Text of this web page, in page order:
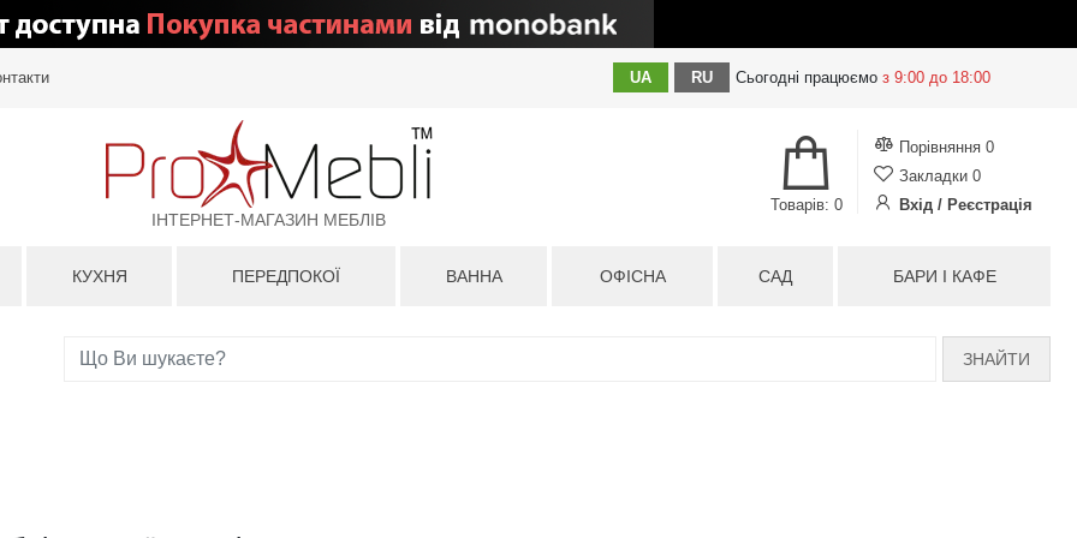
UA RU Сьогодні працюємо з 9:00 до 18:00
ІНТЕРНЕТ-МАГАЗИН МЕБЛІВ
Порівняння 0
Закладки 0
Вхід / Реєстрація
Товарів: 0
КУХНЯ ПЕРЕДПОКОЇ ВАННА ОФІСНА САД БАРИ І КАФЕ
ЗНАЙТИ